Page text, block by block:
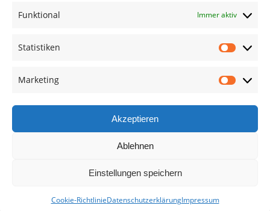
Funktional Immer aktiv
Statistiken
Marketing
Akzeptieren
Ablehnen
Einstellungen speichern
Cookie-RichtlinieDatenschutzerklärungImpressum